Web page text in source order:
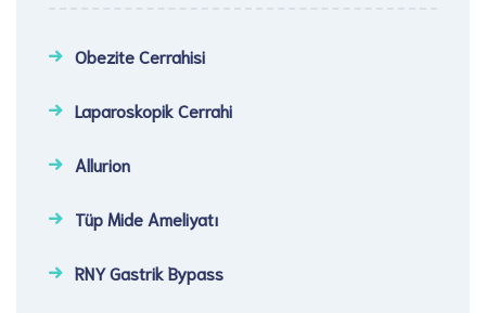
Obezite Cerrahisi
Laparoskopik Cerrahi​
Allurion
Tüp Mide Ameliyatı
RNY Gastrik Bypass